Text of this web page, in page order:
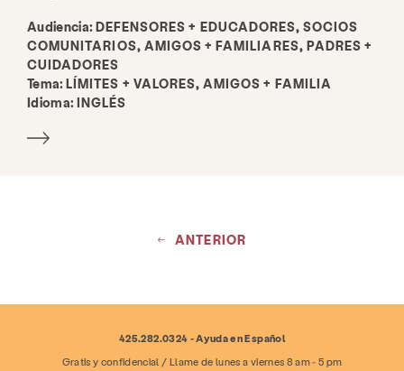
Audiencia: DEFENSORES + EDUCADORES, SOCIOS
COMUNITARIOS, AMIGOS + FAMILIARES, PADRES +
CUIDADORES
Tema:LÍMITES + VALORES, AMIGOS + FAMILIA
Idioma: INGLÉS
ANTERIOR
425.282.0324 - Ayuda en Español
Gratis y confidencial / Llame de lunes a viernes 8 am - 5 pm